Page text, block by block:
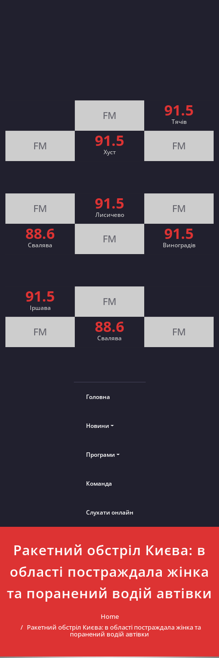
FM 91.5
Тячів
FM 91.5
Хуст FM
FM 91.5
Лисичево FM
88.6
Свалява FM 91.5
Виноградів
91.5
Іршава FM
FM 88.6
Cвалява FM
Головна
Новини
Програми
Команда
Слухати онлайн
Ракетний обстріл Києва: в
області постраждала жінка
та поранений водій автівки
Home
Ракетний обстріл Києва: в області постраждала жінка та
поранений водій автівки